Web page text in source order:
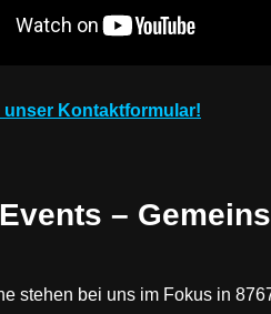
Kontaktformular!
–
stehen bei uns im Fokus in